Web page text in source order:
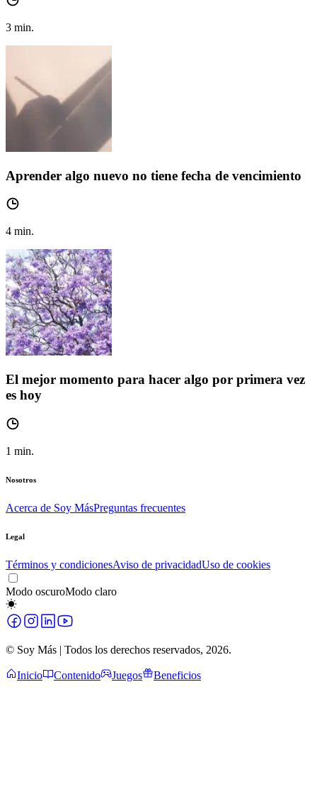
3 min.
Aprender algo nuevo no tiene fecha de vencimiento
4 min.
El mejor momento para hacer algo por primera vez
es hoy
1 min.
Nosotros
Acerca de Soy MásPreguntas frecuentes
Legal
Términos y condicionesAviso de privacidadUso de cookies
Modo oscuroModo claro
© Soy Más | Todos los derechos reservados, 2026.
Inicio Contenido Juegos Beneficios